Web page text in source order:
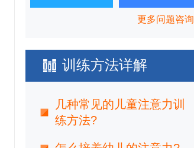
更多问题咨询
训练方法详解
几种常见的儿童注意力训
练方法?